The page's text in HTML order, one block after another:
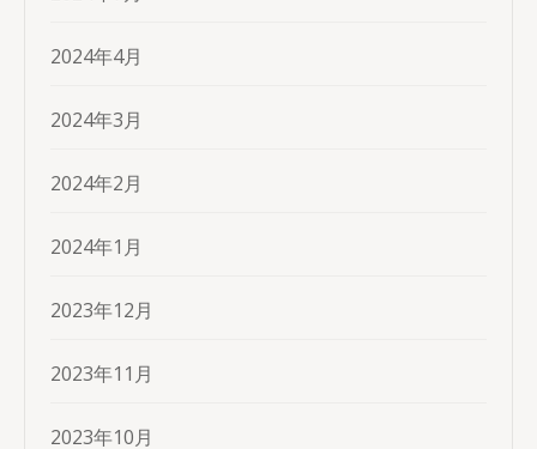
2024年4月
2024年3月
2024年2月
2024年1月
2023年12月
2023年11月
2023年10月